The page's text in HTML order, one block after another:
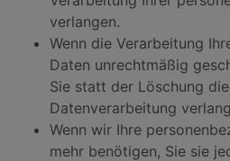
verlangen.
Wenn die Verarbeitung
Daten unrechtmäßig
Sie statt der Löschung
Datenverarbeitung
Wenn wir Ihre
mehr benötigen, Sie sie